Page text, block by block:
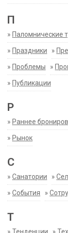
П
» Паломнические
» Праздники »
» Проблемы »
» Публикации
Р
» Раннее
» Рынок
С
» Санатории »
» События »
Т